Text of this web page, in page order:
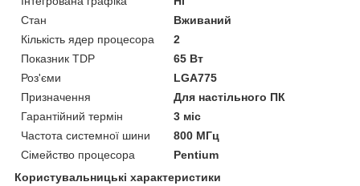
Стан
Вживаний
Кількість ядер процесора
2
Показник TDP
65 Вт
Роз'єми
LGA775
Призначення
Для настільного ПК
Гарантійний термін
3 міс
Частота системної шини
800 МГц
Сімейство процесора
Pentium
Користувальницькі характеристики